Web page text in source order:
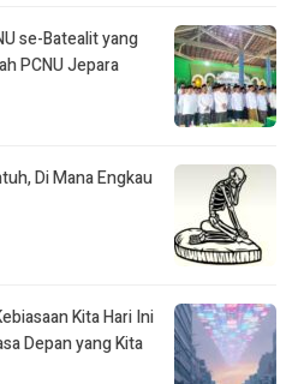
se-Batealit yang
PCNU Jepara
Di Mana Engkau
Kita Hari Ini
Depan yang Kita